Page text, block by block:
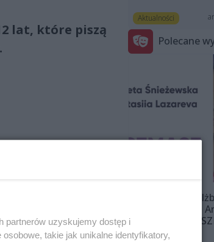
lat, które piszą
„Miasto (dla)
Aktualności
Polecane
Wystawa
Śnieżewskiej i
Lazarevej
wernisaż
partnerów uzyskujemy dostęp i
takie jak unikalne identyfikatory,